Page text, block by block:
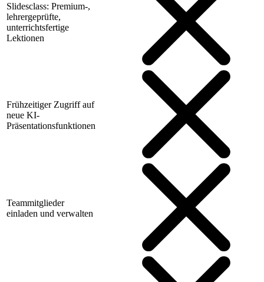
Slidesclass: Premium-,
lehrergeprüfte,
unterrichtsfertige
Lektionen
Frühzeitiger Zugriff auf
neue KI-
Präsentationsfunktionen
Teammitglieder
einladen und verwalten